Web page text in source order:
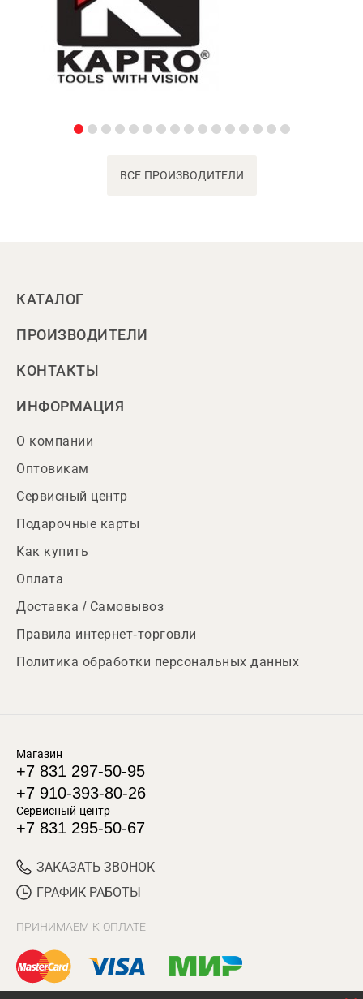
ВСЕ ПРОИЗВОДИТЕЛИ
КАТАЛОГ
ПРОИЗВОДИТЕЛИ
КОНТАКТЫ
ИНФОРМАЦИЯ
О компании
Оптовикам
Сервисный центр
Подарочные карты
Как купить
Оплата
Доставка / Самовывоз
Правила интернет-торговли
Политика обработки персональных данных
Магазин
+7 831 297-50-95
+7 910-393-80-26
Сервисный центр
+7 831 295-50-67
ЗАКАЗАТЬ ЗВОНОК
ГРАФИК РАБОТЫ
ПРИНИМАЕМ К ОПЛАТЕ